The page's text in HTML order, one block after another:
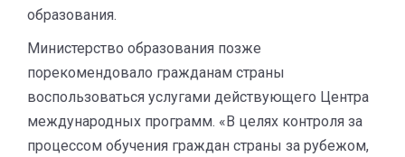
образования.
Министерство образования позже
порекомендовало гражданам страны
воспользоваться услугами действующего Центра
международных программ. «В целях контроля за
процессом обучения граждан страны за рубежом,